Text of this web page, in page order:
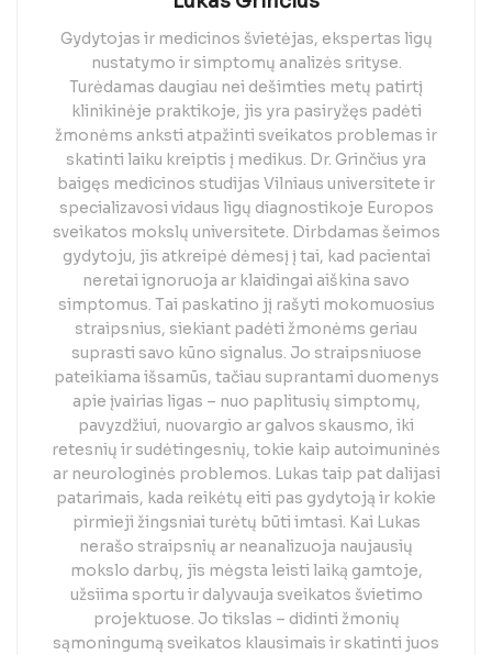
Gydytojas ir medicinos švietėjas, ekspertas ligų
nustatymo ir simptomų analizės srityse.
Turėdamas daugiau nei dešimties metų patirtį
klinikinėje praktikoje, jis yra pasiryžęs padėti
žmonėms anksti atpažinti sveikatos problemas ir
skatinti laiku kreiptis į medikus. Dr. Grinčius yra
baigęs medicinos studijas Vilniaus universitete ir
specializavosi vidaus ligų diagnostikoje Europos
sveikatos mokslų universitete. Dirbdamas šeimos
gydytoju, jis atkreipė dėmesį į tai, kad pacientai
neretai ignoruoja ar klaidingai aiškina savo
simptomus. Tai paskatino jį rašyti mokomuosius
straipsnius, siekiant padėti žmonėms geriau
suprasti savo kūno signalus. Jo straipsniuose
pateikiama išsamūs, tačiau suprantami duomenys
apie įvairias ligas – nuo paplitusių simptomų,
pavyzdžiui, nuovargio ar galvos skausmo, iki
retesnių ir sudėtingesnių, tokie kaip autoimuninės
ar neurologinės problemos. Lukas taip pat dalijasi
patarimais, kada reikėtų eiti pas gydytoją ir kokie
pirmieji žingsniai turėtų būti imtasi. Kai Lukas
nerašo straipsnių ar neanalizuoja naujausių
mokslo darbų, jis mėgsta leisti laiką gamtoje,
užsiima sportu ir dalyvauja sveikatos švietimo
projektuose. Jo tikslas – didinti žmonių
sąmoningumą sveikatos klausimais ir skatinti juos